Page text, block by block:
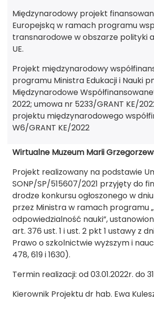
Międzynarodowy projekt
Europejską w ramach programu
transnarodowe w obszarze polityki
UE.
Projekt międzynarodowy
programu Ministra Edukacji i Nauki
Międzynarodowe
2022; umowa nr 5233/GRANT KE/
projektu międzynarodowego
W6/GRANT KE/2022
Wirtualne Muzeum Marii
Projekt realizowany na podstawie
SONP/SP/515607/2021 przyjęty do
drodze konkursu ogłoszonego w
przez Ministra w ramach programu
odpowiedzialność nauki”,
art. 376 ust. 1 i ust. 2 pkt 1 ustawy z
Prawo o szkolnictwie wyższym i
478, 619 i 1630).
Termin realizacji: od 03.01.2022r. do
Kierownik Projektu dr hab. Ewa